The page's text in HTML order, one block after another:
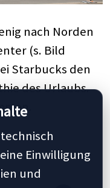
nach Norden
(s. Bild
Starbucks den
des Urlaubs.
Einwilligung
und